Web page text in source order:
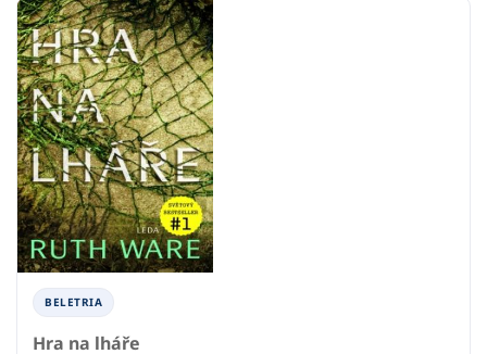
BELETRIA
Hra na lháře